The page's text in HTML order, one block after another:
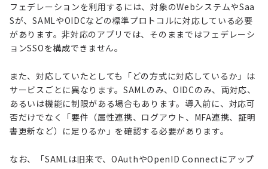
フェデレーションを利用するには、対象のWebシステムやSaa
Sが、SAMLやOIDCなどの標準プロトコルに対応している必要
があります。非対応のアプリでは、そのままではフェデレーシ
ョンSSOを構成できません。
また、対応していたとしても「どの方式に対応しているか」は
サービスごとに異なります。SAMLのみ、OIDCのみ、両対応、
あるいは機能に制限がある場合もあります。導入前に、対応可
否だけでなく「要件（属性連携、ログアウト、MFA連携、証明
書更新など）に足りるか」を確認する必要があります。
なお、「SAMLは旧来で、OAuthやOpenID Connectにアップ